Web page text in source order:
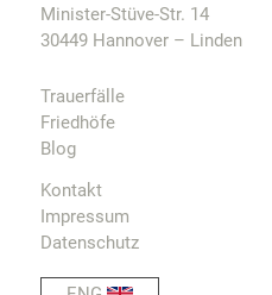
Minister-Stüve-Str. 14
30449 Hannover – Linden
Trauerfälle
Friedhöfe
Blog
Kontakt
Impressum
Datenschutz